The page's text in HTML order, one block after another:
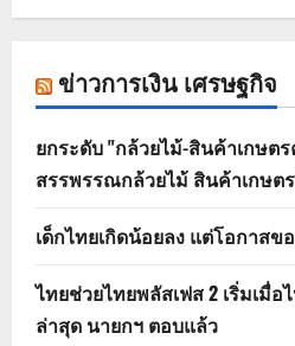
ข่าวการเงิน เศรษฐกิจ
ยกระดับ "กล้วยไม้-สินค้าเกษ
สรรพรรณกล้วยไม้ สินค้าเกษต
เด็กไทยเกิดน้อยลง แต่โอกาสข
ไทยช่วยไทยพลัสเฟส 2 เริ่มเมื่
ล่าสุด นายกฯ ตอบแล้ว